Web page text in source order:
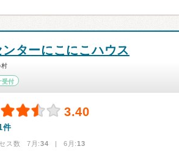
ターにこにこハウス
受付
3.40
件
ス数 7月:34 | 6月:13